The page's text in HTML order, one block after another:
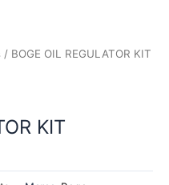
/ BOGE OIL REGULATOR KIT
KIT